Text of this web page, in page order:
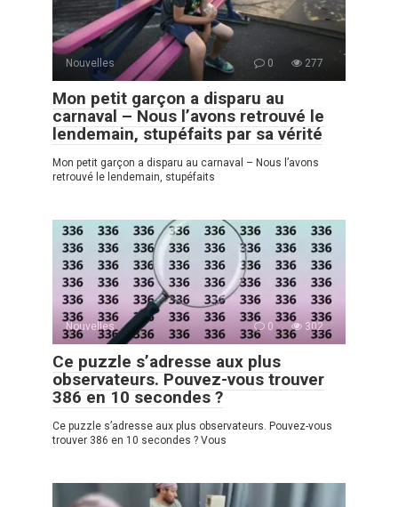
Nouvelles 0 277
Mon petit garçon a disparu au
carnaval – Nous l’avons retrouvé le
lendemain, stupéfaits par sa vérité
Mon petit garçon a disparu au carnaval – Nous l’avons
retrouvé le lendemain, stupéfaits
Nouvelles 0 302
Ce puzzle s’adresse aux plus
observateurs. Pouvez-vous trouver
386 en 10 secondes ?
Ce puzzle s’adresse aux plus observateurs. Pouvez-vous
trouver 386 en 10 secondes ? Vous